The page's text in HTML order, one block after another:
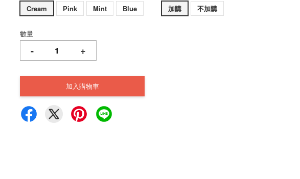
Cream
Pink Mint Blue
加購
不加購
數量
- +
加入購物車